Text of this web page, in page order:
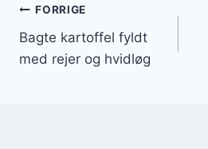
Indlægsnavigation
FORRIGE
Bagte kartoffel fyldt
med rejer og hvidløg